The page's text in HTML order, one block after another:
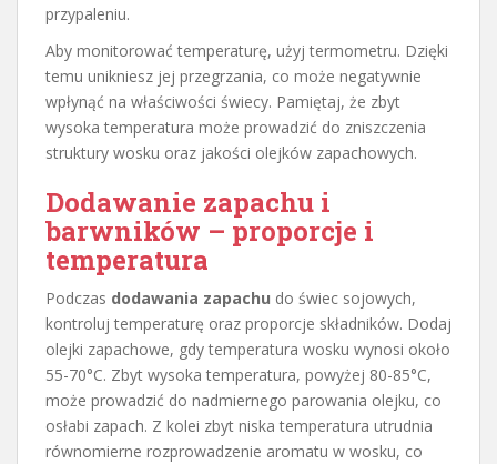
przypaleniu.
Aby monitorować temperaturę, użyj termometru. Dzięki
temu unikniesz jej przegrzania, co może negatywnie
wpłynąć na właściwości świecy. Pamiętaj, że zbyt
wysoka temperatura może prowadzić do zniszczenia
struktury wosku oraz jakości olejków zapachowych.
Dodawanie zapachu i
barwników – proporcje i
temperatura
Podczas dodawania zapachu do świec sojowych,
kontroluj temperaturę oraz proporcje składników. Dodaj
olejki zapachowe, gdy temperatura wosku wynosi około
55-70°C. Zbyt wysoka temperatura, powyżej 80-85°C,
może prowadzić do nadmiernego parowania olejku, co
osłabi zapach. Z kolei zbyt niska temperatura utrudnia
równomierne rozprowadzenie aromatu w wosku, co